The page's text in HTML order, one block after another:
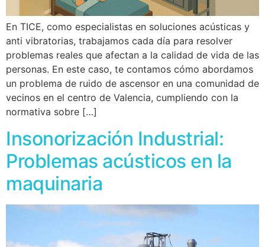
En TICE, como especialistas en soluciones acústicas y
anti vibratorias, trabajamos cada día para resolver
problemas reales que afectan a la calidad de vida de las
personas. En este caso, te contamos cómo abordamos
un problema de ruido de ascensor en una comunidad de
vecinos en el centro de Valencia, cumpliendo con la
normativa sobre […]
Insonorización Industrial:
Problemas acústicos en la
maquinaria